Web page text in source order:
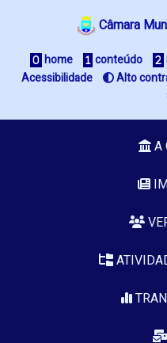
Câmara
home conteúdo
Acessibilidade
Alto
A